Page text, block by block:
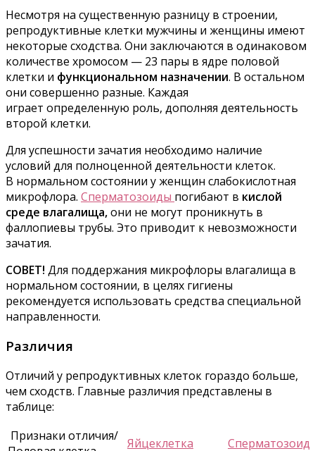
Несмотря на существенную разницу в строении,
репродуктивные клетки мужчины и женщины имеют
некоторые сходства. Они заключаются в одинаковом
количестве хромосом — 23 пары в ядре половой
клетки и функциональном назначении. В остальном
они совершенно разные. Каждая
играет определенную роль, дополняя деятельность
второй клетки.
Для успешности зачатия необходимо наличие
условий для полноценной деятельности клеток.
В нормальном состоянии у женщин слабокислотная
микрофлора. Сперматозоиды погибают в кислой
среде влагалища,они не могут проникнуть в
фаллопиевы трубы. Это приводит к невозможности
зачатия.
СОВЕТ! Для поддержания микрофлоры влагалища в
нормальном состоянии, в целях гигиены
рекомендуется использовать средства специальной
направленности.
Различия
Отличий у репродуктивных клеток гораздо больше,
чем сходств. Главные различия представлены в
таблице:
Признаки отличия/ Яйцеклетка
Сперматозоид